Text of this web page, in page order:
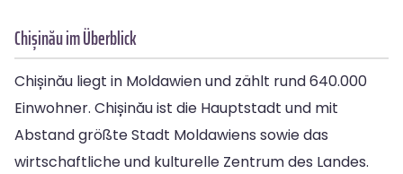
Chișinău im Überblick
Chișinău liegt in Moldawien und zählt rund 640.000
Einwohner. Chișinău ist die Hauptstadt und mit
Abstand größte Stadt Moldawiens sowie das
wirtschaftliche und kulturelle Zentrum des Landes.